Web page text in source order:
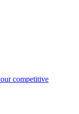
competitive